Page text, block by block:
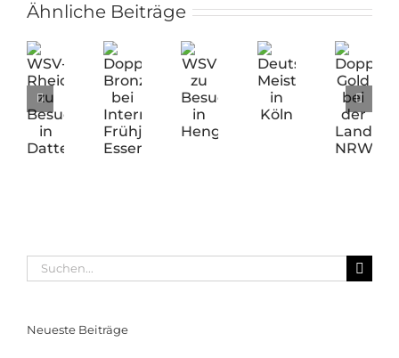
Ähnliche Beiträge
WSV-
Doppel-
Bronze
Deutsche
Doppel-
Suche
Neueste Beiträge